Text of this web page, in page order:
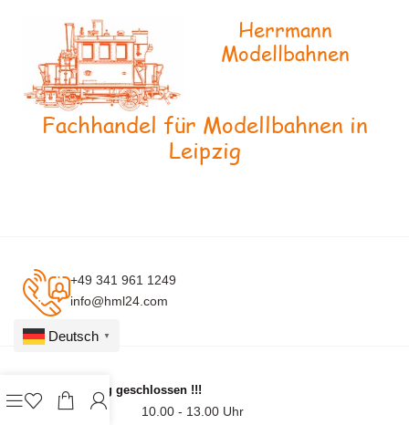
Herrmann
Modellbahnen
Fachhandel für Modellbahnen in
Leipzig
+49 341 961 1249
info@hml24.com
Montag geschlossen !!!
Di - Fr:
10.00 - 13.00 Uhr
Deutsch ▼